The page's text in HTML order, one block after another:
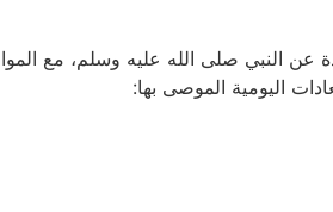
عن النبي صلى الله عليه وسلم، مع
اليومية الموصى بها: